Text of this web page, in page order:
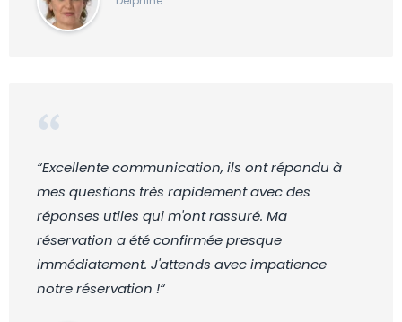
“Excellente communication, ils ont répondu à
mes questions très rapidement avec des
réponses utiles qui m'ont rassuré. Ma
réservation a été confirmée presque
immédiatement. J'attends avec impatience
notre réservation !“